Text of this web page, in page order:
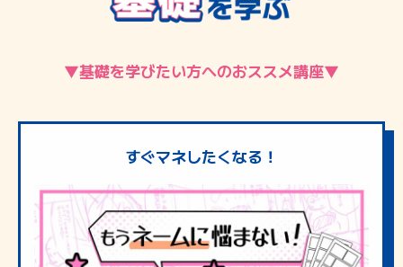
▼基礎を学びたい方へのおススメ講座▼
すぐマネしたくなる！